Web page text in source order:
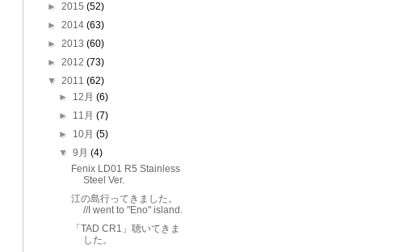
► 2015 (52)
► 2014 (63)
► 2013 (60)
► 2012 (73)
▼ 2011 (62)
► 12月(6)
► 11月(7)
► 10月(5)
▼9月(4)
Fenix LD01 R5 Stainless
Steel Ver.
江の島行ってきました。
//I went to "Eno" island.
「TAD CR1」聴いてきま
した。